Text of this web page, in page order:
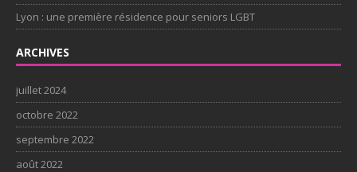
Lyon : une première résidence pour seniors LGBT
ARCHIVES
juillet 2024
octobre 2022
septembre 2022
août 2022